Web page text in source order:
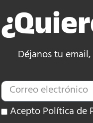
Déjanos tu
Acepto Política de